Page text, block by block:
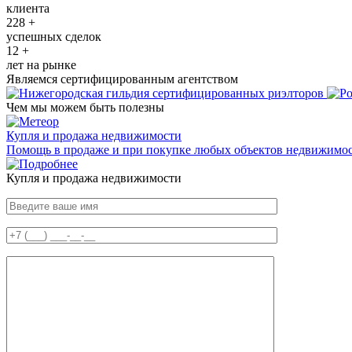
клиента
228 +
успешных сделок
12 +
лет на рынке
Являемся сертифицированным агентством
Чем мы можем быть полезны
Купля и продажа недвижимости
Помощь в продаже и при покупке любых объектов
Купля и продажа недвижимости